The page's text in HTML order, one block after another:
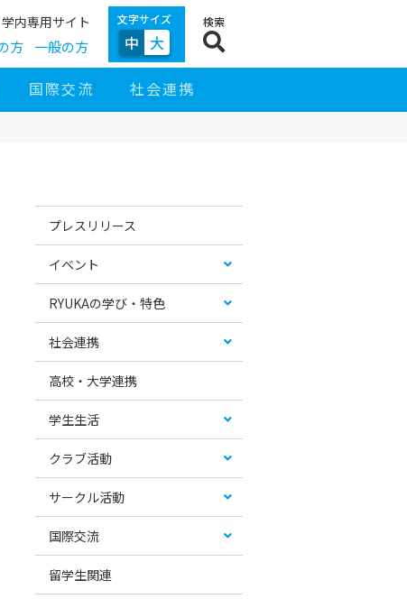
学内専用サイト
方 一般の方
文字サイズ
中 大
検索
国際交流 社会連携
イ
ビ
シ
お
め
テ
カ
リ
ス
プレスリリース
イベント
RYUKAの学び・特色
社会連携
高校・大学連携
学生生活
クラブ活動
サークル活動
国際交流
留学生関連